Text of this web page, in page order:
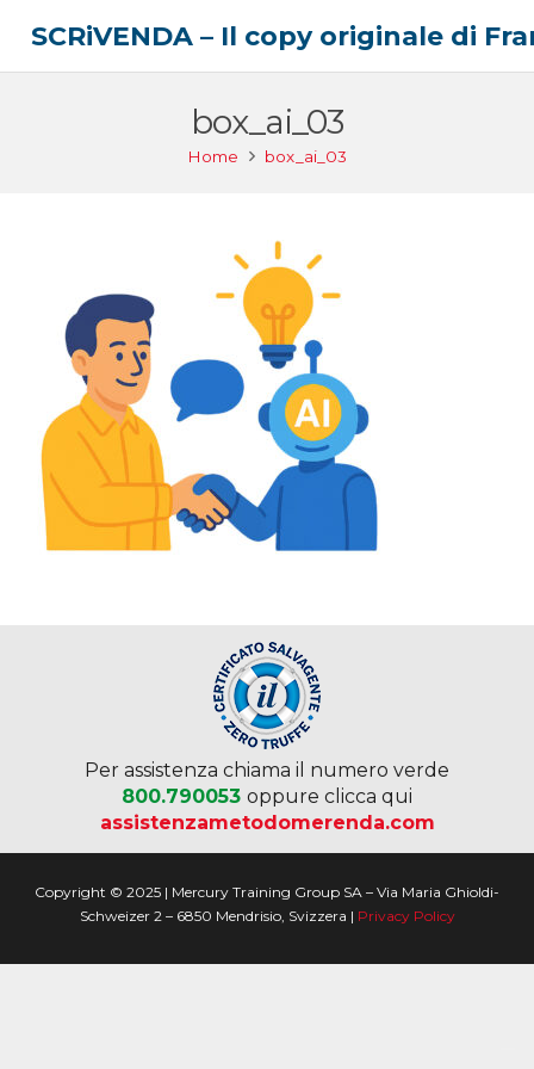
SCRiVENDA – Il copy originale di
box_ai_03
Home box_ai_03
Per assistenza chiama il numero verde
800.790053 oppure clicca qui
assistenzametodomerenda.com
Copyright © 2025 | Mercury Training Group SA – Via Maria Ghioldi-
Schweizer 2 – 6850 Mendrisio, Svizzera | Privacy Policy